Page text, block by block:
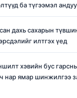
ба түгээмэл
дахь сахарын
илтгэх үед
хэвийн бус
нар ямар шинжилгээ